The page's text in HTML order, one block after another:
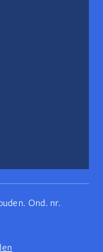
Ond. nr.